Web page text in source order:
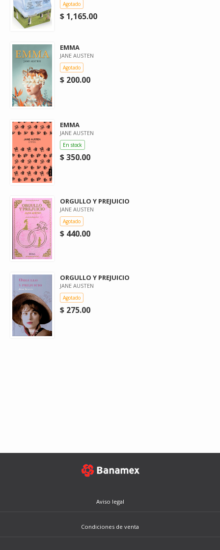
Agotado
$ 1,165.00
EMMA
JANE AUSTEN
Agotado
$ 200.00
EMMA
JANE AUSTEN
En stock
$ 350.00
ORGULLO Y PREJUICIO
JANE AUSTEN
Agotado
$ 440.00
ORGULLO Y PREJUICIO
JANE AUSTEN
Agotado
$ 275.00
Aviso legal
Condiciones de venta